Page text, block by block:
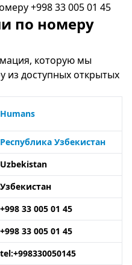
+998 33 005 01 45
по номеру
которую мы
из доступных открытых
Humans
Республика Узбекистан
Uzbekistan
Узбекистан
+998 33 005 01 45
+998 33 005 01 45
tel:+998330050145